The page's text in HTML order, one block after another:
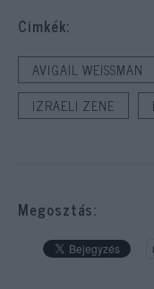
Cimkék:
AVIGAIL WEISSMAN
IZRAELI ZENE
Megosztás: